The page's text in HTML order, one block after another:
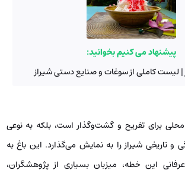
پیشنهاد می کنیم بخوانید:
لیست کاملی از سوغات و صنایع دستی شیراز
محلی برای تفریح و گشت‌وگذار است، بلکه به نوعی
تاریخی شیراز را به نمایش می‌گذارد. این باغ به
این خطه، میزبان بسیاری از پژوهشگران،